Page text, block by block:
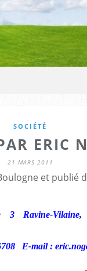
SOCIÉTÉ
ERIC
21 MARS 2011
et publié
Ravine-Vilaine,
E-mail :